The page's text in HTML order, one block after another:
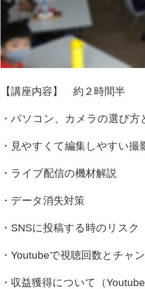
【講座内容】 約２時間半
・パソコン、カメラの選び
・見やすくて編集しやすい撮
・ライブ配信の機材解説
・データ消失対策
・SNSに投稿する時のリスク
・Youtubeで視聴回数とチャ
・収益獲得について（